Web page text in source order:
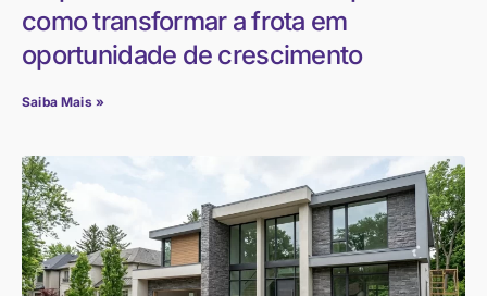
como transformar a frota em
oportunidade de crescimento
Saiba Mais »